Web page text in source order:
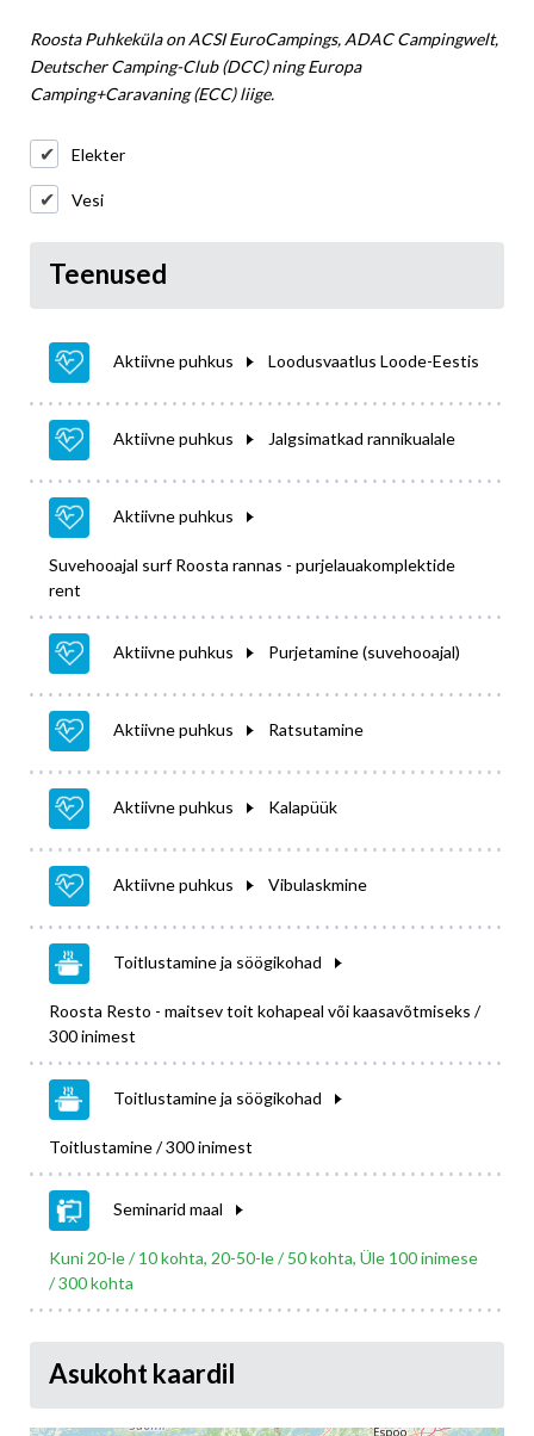
Roosta Puhkeküla on ACSI EuroCampings, ADAC Campingwelt,
Deutscher Camping-Club (DCC) ning Europa
Camping+Caravaning (ECC) liige.
Elekter
Vesi
Teenused
Aktiivne puhkus Loodusvaatlus Loode-Eestis
Aktiivne puhkus Jalgsimatkad rannikualale
Aktiivne puhkus
Suvehooajal surf Roosta rannas - purjelauakomplektide
rent
Aktiivne puhkus Purjetamine (suvehooajal)
Aktiivne puhkus Ratsutamine
Aktiivne puhkus Kalapüük
Aktiivne puhkus Vibulaskmine
Toitlustamine ja söögikohad
Roosta Resto - maitsev toit kohapeal või kaasavõtmiseks /
300 inimest
Toitlustamine ja söögikohad
Toitlustamine / 300 inimest
Seminarid maal
Kuni 20-le / 10 kohta, 20-50-le / 50 kohta, Üle 100 inimese
/ 300 kohta
Asukoht kaardil